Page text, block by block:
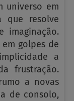
universo em
que resolve
imaginação.
golpes de
a
frustração.
a novas
de consolo,